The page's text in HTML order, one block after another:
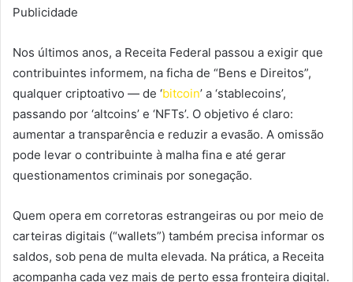
Publicidade
Nos últimos anos, a Receita Federal passou a exigir que
contribuintes informem, na ficha de “Bens e Direitos”,
qualquer criptoativo — de ‘bitcoin’ a ‘stablecoins’,
passando por ‘altcoins’ e ‘NFTs’. O objetivo é claro:
aumentar a transparência e reduzir a evasão. A omissão
pode levar o contribuinte à malha fina e até gerar
questionamentos criminais por sonegação.
Quem opera em corretoras estrangeiras ou por meio de
carteiras digitais (“wallets”) também precisa informar os
saldos, sob pena de multa elevada. Na prática, a Receita
acompanha cada vez mais de perto essa fronteira digital.